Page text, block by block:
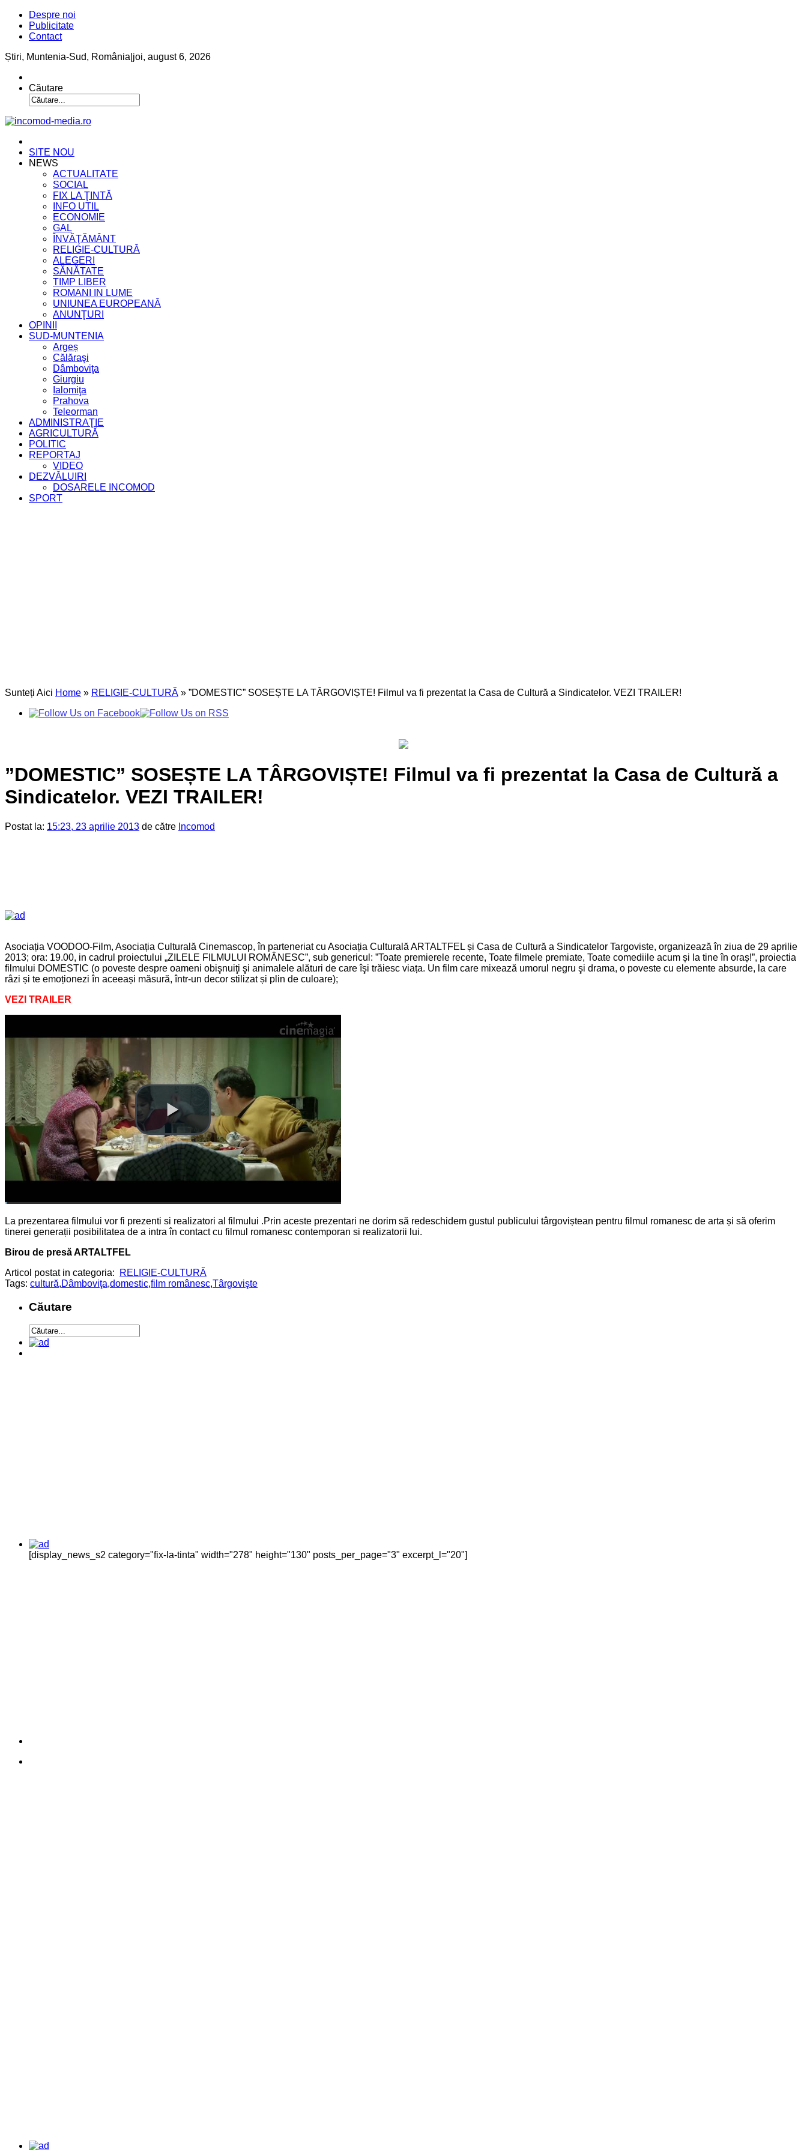
Despre noi
Publicitate
Contact
Știri, Muntenia-Sud, România joi, august 6, 2026
Căutare
SITE NOU
NEWS
ACTUALITATE
SOCIAL
FIX LA ŢINTĂ
INFO UTIL
ECONOMIE
GAL
ÎNVĂŢĂMÂNT
RELIGIE-CULTURĂ
ALEGERI
SĂNĂTATE
TIMP LIBER
ROMANI IN LUME
UNIUNEA EUROPEANĂ
ANUNŢURI
OPINII
SUD-MUNTENIA
Argeș
Călăraşi
Dâmboviţa
Giurgiu
Ialomiţa
Prahova
Teleorman
ADMINISTRAŢIE
AGRICULTURĂ
POLITIC
REPORTAJ
VIDEO
DEZVĂLUIRI
DOSARELE INCOMOD
SPORT
Sunteți Aici Home » RELIGIE-CULTURĂ » ”DOMESTIC” SOSEȘTE LA TÂRGOVIȘTE! Filmul va fi prezentat la Casa de Cultură a Sindicatelor. VEZI TRAILER!
”DOMESTIC” SOSEȘTE LA TÂRGOVIȘTE! Filmul va fi prezentat la Casa de Cultură a
Sindicatelor. VEZI TRAILER!
Postat la: 15:23, 23 aprilie 2013 de către Incomod
Asociația VOODOO-Film, Asociația Culturală Cinemascop, în parteneriat cu Asociația Culturală ARTALTFEL și Casa de Cultură a Sindicatelor Targoviste, organizează în ziua de 29 aprilie
2013; ora: 19.00, in cadrul proiectului „ZILELE FILMULUI ROMÂNESC”, sub genericul: ”Toate premierele recente, Toate filmele premiate, Toate comediile acum și la tine în oraș!”, proiectia
filmului DOMESTIC (o poveste despre oameni obişnuiţi şi animalele alături de care îşi trăiesc viața. Un film care mixează umorul negru şi drama, o poveste cu elemente absurde, la care
râzi și te emoționezi în aceeași măsură, într-un decor stilizat și plin de culoare);
VEZI TRAILER
La prezentarea filmului vor fi prezenti si realizatori al filmului .Prin aceste prezentari ne dorim să redeschidem gustul publicului târgoviștean pentru filmul romanesc de arta și să oferim
tinerei generații posibilitatea de a intra în contact cu filmul romanesc contemporan si realizatorii lui.
Birou de presă ARTALTFEL
Articol postat in categoria:
RELIGIE-CULTURĂ
Tags: cultură,Dâmboviţa,domestic,film românesc,Târgovişte
Căutare
[display_news_s2 category="fix-la-tinta" width="278" height="130" posts_per_page="3" excerpt_l="20"]